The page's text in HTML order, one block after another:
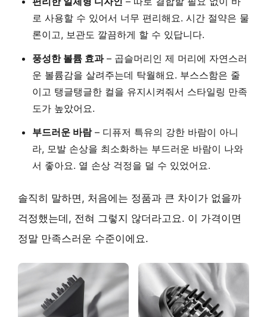
로 사용할 수 있어서 너무 편리해요. 시간 절약은 물
론이고, 보관도 깔끔하게 할 수 있답니다.
풍성한 볼륨 효과– 곱슬머리인 제 머리에 자연스러
운 볼륨감을 살려주는데 탁월해요. 부스스함은 줄
이고 탱글탱글한 컬을 유지시켜줘서 스타일링 만족
도가 높았어요.
부드러운 바람– 디퓨저 특유의 강한 바람이 아니
라, 모발 손상을 최소화하는 부드러운 바람이 나와
서 좋아요. 열 손상 걱정을 덜 수 있었어요.
솔직히 말하면, 처음에는 정품과 큰 차이가 없을까
걱정했는데, 전혀 그렇지 않더라고요. 이 가격이면
정말 만족스러운 수준이에요.